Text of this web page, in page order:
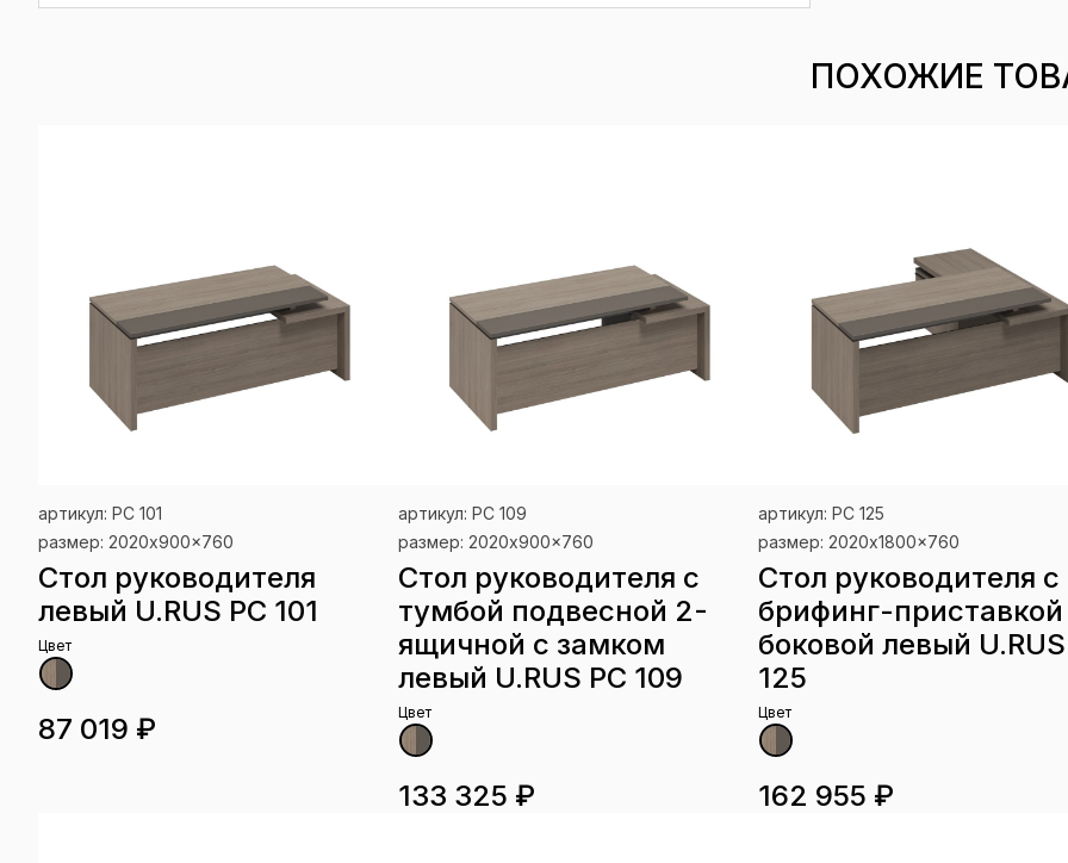
ПОХОЖИЕ
артикул: РС 101
размер: 2020x900x760
Стол руководителя
левый U.RUS РС 101
Цвет
87 019 ₽
артикул: РС 109
размер: 2020x900x760
Стол руководителя с
тумбой подвесной 2-
ящичной с замком
левый U.RUS РС 109
Цвет
133 325 ₽
артикул: РС 125
размер: 2020x1800x760
Стол руководителя с
брифинг-приставкой
боковой левый
125
Цвет
162 955 ₽